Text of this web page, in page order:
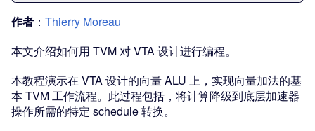
作者 ： Thierry Moreau
本文介绍如何用 TVM 对 VTA 设计进行编程。
本教程演示在 VTA 设计的向量 ALU 上，实现向量加法的基
本 TVM 工作流程。此过程包括，将计算降级到底层加速器
操作所需的特定 schedule 转换。